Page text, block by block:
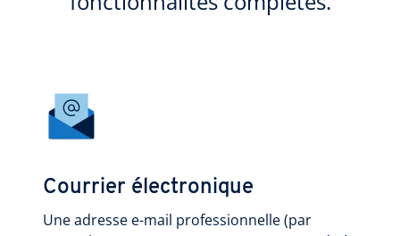
Courrier électronique
Une adresse e-mail professionnelle (par